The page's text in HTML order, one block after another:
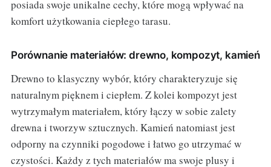
posiada swoje unikalne cechy, które mogą wpływać na
komfort użytkowania ciepłego tarasu.
Porównanie materiałów: drewno, kompozyt, kamień
Drewno to klasyczny wybór, który charakteryzuje się
naturalnym pięknem i ciepłem. Z kolei kompozyt jest
wytrzymałym materiałem, który łączy w sobie zalety
drewna i tworzyw sztucznych. Kamień natomiast jest
odporny na czynniki pogodowe i łatwo go utrzymać w
czystości. Każdy z tych materiałów ma swoje plusy i